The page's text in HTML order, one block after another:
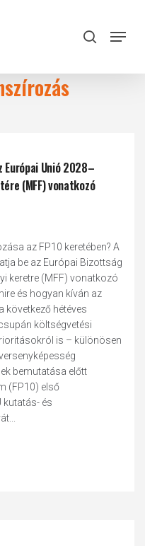
search
Menu
Európai Unió 2028–
(MFF) vonatkozó
az FP10 keretében? A
be az Európai Bizottság
keretre (MFF) vonatkozó
és hogyan kíván az
következő hétéves
költségvetési
is – különösen
bemutatása előtt
(FP10) első
kutatás- és
Close